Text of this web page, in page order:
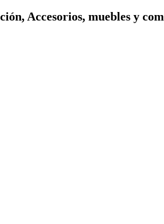
Accesorios, muebles y